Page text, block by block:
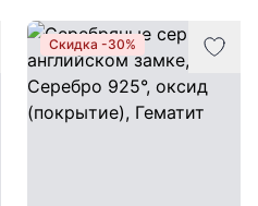
Скидка -30%